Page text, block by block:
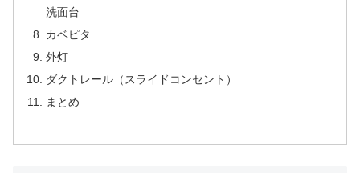
洗面台
カベピタ
外灯
ダクトレール（スライドコンセント）
まとめ